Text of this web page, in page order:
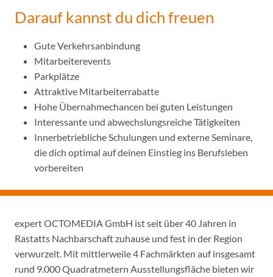
Darauf kannst du dich freuen
Gute Verkehrsanbindung
Mitarbeiterevents
Parkplätze
Attraktive Mitarbeiterrabatte
Hohe Übernahmechancen bei guten Leistungen
Interessante und abwechslungsreiche Tätigkeiten
Innerbetriebliche Schulungen und externe Seminare,
die dich optimal auf deinen Einstieg ins Berufsleben
vorbereiten
expert OCTOMEDIA GmbH ist seit über 40 Jahren in
Rastatts Nachbarschaft zuhause und fest in der Region
verwurzelt. Mit mittlerweile 4 Fachmärkten auf insgesamt
rund 9.000 Quadratmetern Ausstellungsfläche bieten wir